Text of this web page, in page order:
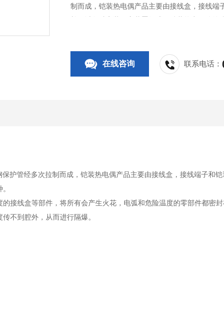
制而成，铠装热电偶产品主要由接线盒，接线端
并配以各种安装固定装置组成。铠装热电偶分绝
有会产生火花，电弧和危险温度的零部件都密封
在线咨询 联系电话：
护管经多次拉制而成，铠装热电偶产品主要由接线盒，接线端子和
线盒等部件，将所有会产生火花，电弧和危险温度的零部件都密封
不到腔外，从而进行隔爆。